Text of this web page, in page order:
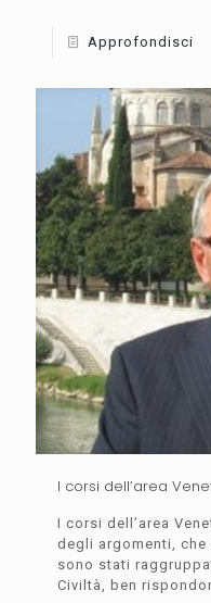
Approfondisci
I corsi dell’area
I corsi dell’area
degli argomenti,
sono stati
Civiltà, ben